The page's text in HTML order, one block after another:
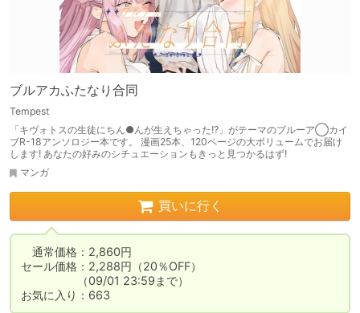
ブルアカふたなり合同
Tempest
「キヴォトスの生徒にちん●んが生えちゃった!?」がテーマのブルーア◯カイ
ブR-18アンソロジー本です。 漫画25本、120ページの大ボリュームでお届け
します! あなたの好みのシチュエーションもきっと見つかるはず!
マンガ
買いに行く
通常価格：2,860円
セール価格：2,288円（20％OFF）
（09/01 23:59まで）
お気に入り：663